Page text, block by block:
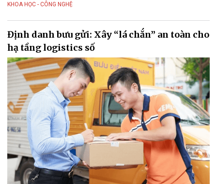
KHOA HỌC - CÔNG NGHỆ
Định danh bưu gửi: Xây “lá chắn” an toàn cho
hạ tầng logistics số